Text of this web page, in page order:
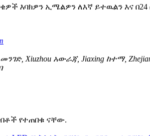
እባክዎን ኢሜልዎን ለእኛ ይተዉልን እና በ24
Xiuzhou አውራጃ, Jiaxing ከተማ,
የተጠበቁ ናቸው.